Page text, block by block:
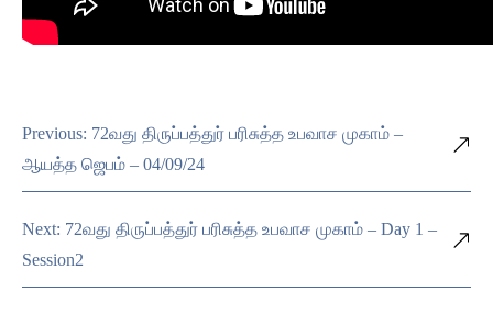
Previous: 72வது திருப்பத்துர் பரிசுத்த உபவாச முகாம் –
ஆயத்த ஜெபம் – 04/09/24
Next: 72வது திருப்பத்துர் பரிசுத்த உபவாச முகாம் – Day 1 –
Session2